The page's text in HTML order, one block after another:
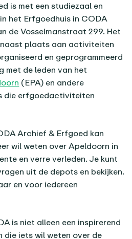
is met een studiezaal en
het Erfgoedhuis in CODA
de Vosselmanstraat 299. Het
plaats aan activiteiten
en geprogrammeerd
met de leden van het
(EPA) en andere
die erfgoedactiviteiten
Archief & Erfgoed kan
wil weten over Apeldoorn in
en verre verleden. Je kunt
uit de depots en bekijken.
en voor iedereen
is niet alleen een inspirerend
iets wil weten over de